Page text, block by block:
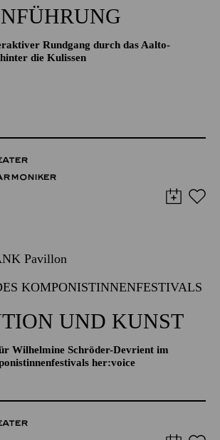
Rundgang durch das Aalto-
die Kulissen
Pavillon
KOMPONISTINNENFESTIVALS
UND KUNST